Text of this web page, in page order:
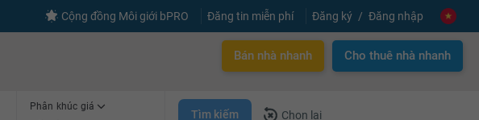
Cộng đồng Môi giới bPRO Đăng tin miễn phí Đăng ký Đăng nhập
Bán nhà nhanh Cho thuê nhà nhanh
Phân khúc giá
Tìm kiếm Chọn lại